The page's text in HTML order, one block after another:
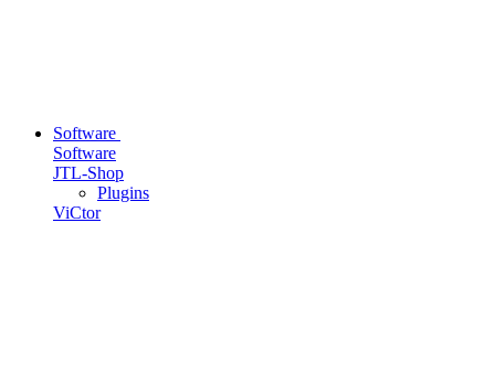
Software
Software
JTL-Shop
Plugins
ViCtor